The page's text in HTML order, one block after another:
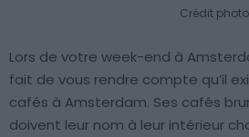
Crédit
Lors de votre week-end à
fait de vous rendre compte qu’il
cafés à Amsterdam. Ses cafés
doivent leur nom à leur intérieur